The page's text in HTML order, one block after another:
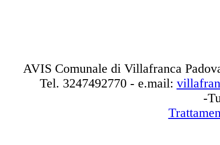
AVIS Comunale di Villafranca
Tel. 3247492770 - e.mail:
-